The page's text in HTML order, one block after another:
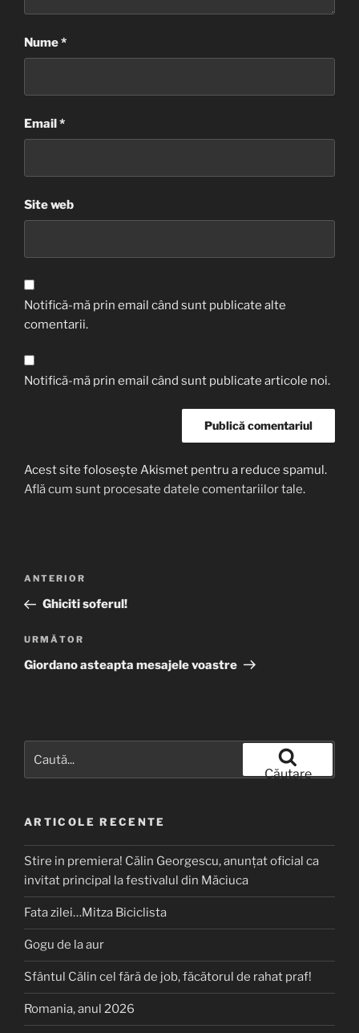
Nume*
Email*
Site web
Notifică-mă prin email când sunt publicate alte
comentarii.
Notifică-mă prin email când sunt publicate articole noi.
Acest site folosește Akismet pentru a reduce spamul.
Află cum sunt procesate datele comentariilor tale.
Navigare
articole
Articolul
anterior
ANTERIOR
Ghiciti soferul!
Articolul
următor
URMĂTOR
Giordano asteapta mesajele voastre
după:
Căutare
ARTICOLE RECENTE
Stire in premiera! Călin Georgescu, anunțat oficial ca
invitat principal la festivalul din Măciuca
Fata zilei…Mitza Biciclista
Gogu de la aur
Sfântul Călin cel fără de job, făcătorul de rahat praf!
Romania, anul 2026